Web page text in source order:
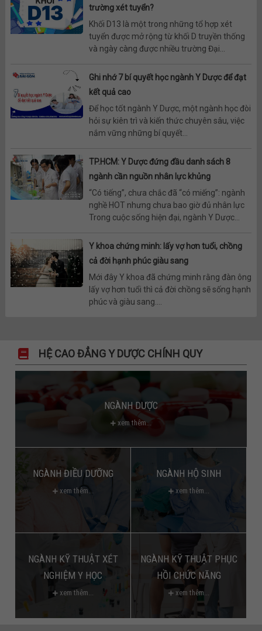
trường xét tuyển?
Khối D13 là một trong những tổ hợp xét
tuyển được mở rộng từ khối D truyền thống
và ngày càng được nhiều trường Đại...
Ghi nhớ 7 bí quyết học ngành Y Dược để đạt
kết quả cao
Để học tốt ngành Y Dược, một ngành học đòi
hỏi sự kiên trì và kiến thức chuyên sâu, việc
nắm vững những bí quyết...
TP.HCM: Y Dược đứng đầu danh sách 8
ngành cần nguồn nhân lực khủng
“Có tiếng”, chưa chắc đã “có miếng”: ngành
nghề HOT nhưng chưa bao giờ đủ nhân lực
Trong cuộc sống hiện đại, ngành Y Dược...
Y khoa chứng minh: lấy vợ hơn tuổi, chồng
cả đời hạnh phúc giàu sang
Mới đây Y khoa đã chứng minh rằng đàn ông
lấy vợ hơn tuổi thì cả đời chồng sẽ sống hạnh
phúc và giàu sang....
HỆ CAO ĐẲNG Y DƯỢC CHÍNH QUY
NGÀNH DƯỢC
xem thêm...
NGÀNH ĐIỀU DƯỠNG
xem thêm...
NGÀNH HỘ SINH
xem thêm...
NGÀNH KỸ THUẬT XÉT
NGHIỆM Y HỌC
xem thêm...
NGÀNH KỸ THUẬT PHỤC
HỒI CHỨC NĂNG
xem thêm...